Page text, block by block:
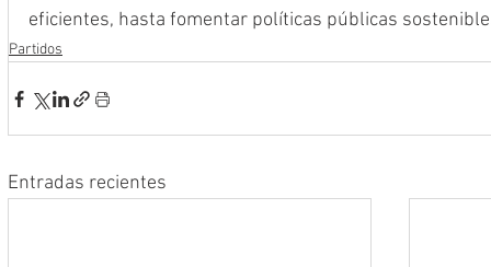
eficientes, hasta fomentar políticas públicas
Partidos
Entradas recientes